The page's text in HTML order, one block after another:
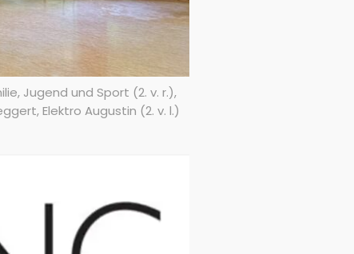
Jugend und Sport (2. v. r.),
Elektro Augustin (2. v. l.)